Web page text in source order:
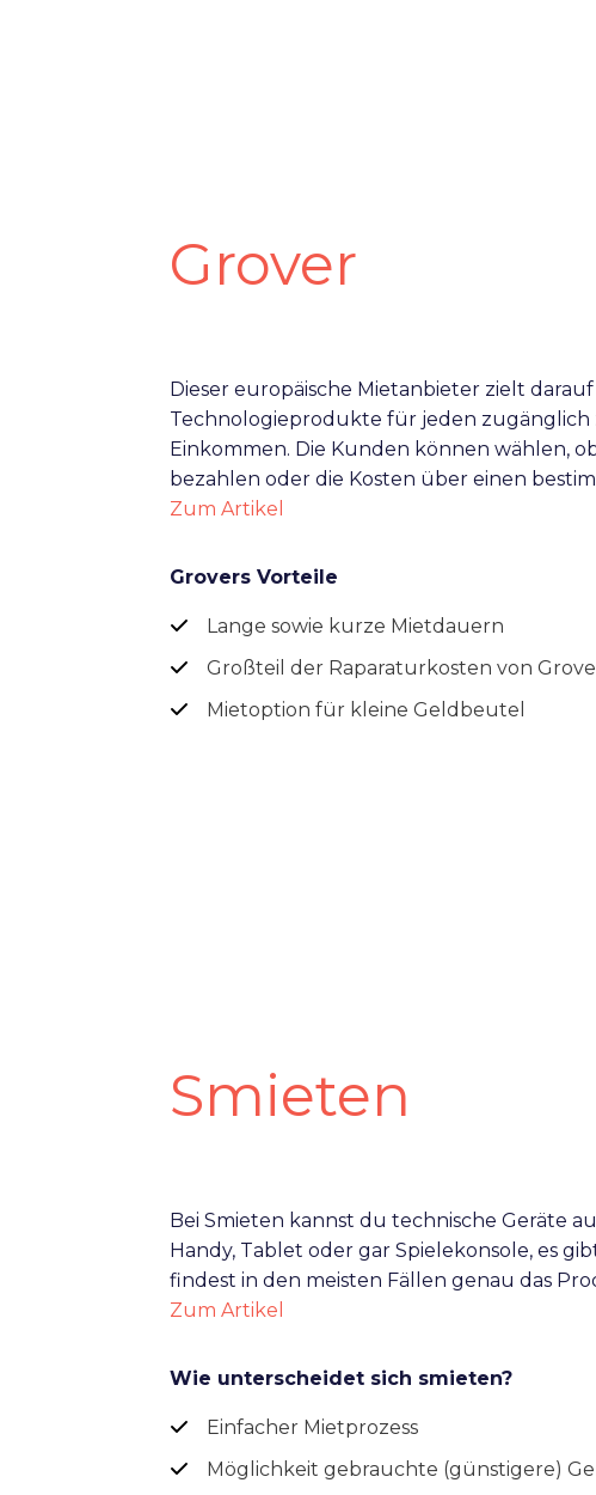
Grover
Dieser europäische Mietanbieter zielt
Technologieprodukte für jeden zugänglich
Einkommen. Die Kunden können wählen,
bezahlen oder die Kosten über einen
Zum Artikel
Grovers Vorteile
Lange sowie kurze Mietdauern
Großteil der Raparaturkosten von
Mietoption für kleine Geldbeutel
Smieten
Bei Smieten kannst du technische Geräte
Handy, Tablet oder gar Spielekonsole, es
findest in den meisten Fällen genau das
Zum Artikel
Wie unterscheidet sich smieten?
Einfacher Mietprozess
Möglichkeit gebrauchte (günstigere)